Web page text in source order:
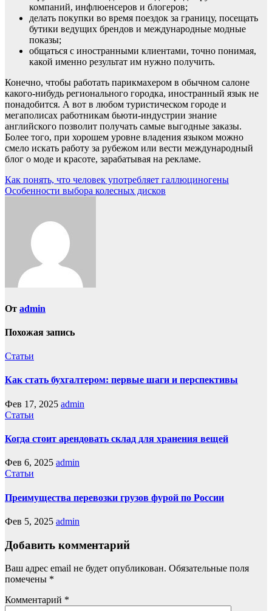
компаний, инфлюенсеров и блогеров;
делать покупки во время поездок за границу, посещать
бутики ведущих брендов и международные модные
показы;
общаться с иностранными клиентами, точно понимая,
какой именно результат им нужно получить.
Конечно, чтобы работать парикмахером в обычном салоне
какого-нибудь регионального городка, иностранный язык не
понадобится. А вот в любом туристическом городе и
мегаполисах работникам бьюти-индустрии знание
английского позволит получать самые выгодные заказы.
Более того, при хорошем уровне владения языком можно
смело искать работу за рубежом или вести международный
блог о моде и красоте, зарабатывая на рекламе.
Навигация
по
Как понять, что человек употребляет галлюциногены
Особенности выбора колесных дисков
От admin
Похожая запись
Статьи
Как стать бухгалтером: первые шаги и перспективы
Фев 17, 2025 admin
Статьи
Когда стоит арендовать склад для хранения вещей
Фев 6, 2025 admin
Статьи
Преимущества перевозки грузов фурой по России
Фев 5, 2025 admin
Добавить комментарий
Ваш адрес email не будет опубликован. Обязательные поля
помечены *
Комментарий *